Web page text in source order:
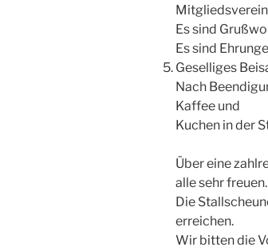
Es sind
Es sind
Geselliges
Nach
Kaffee und
Kuchen in der
Über eine
alle sehr freuen.
Die
erreichen.
Wir bitten die